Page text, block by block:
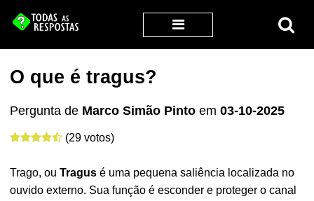
O que é tragus?
Pergunta de Marco Simão Pinto em03-10-2025
(29 votos)
Trago, ouTragus é uma pequena saliência localizada no
ouvido externo. Sua função é esconder e proteger o canal